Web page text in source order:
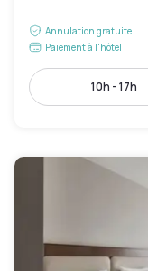
Annulation gratuite
Paiement à l'hôtel
10h - 17h